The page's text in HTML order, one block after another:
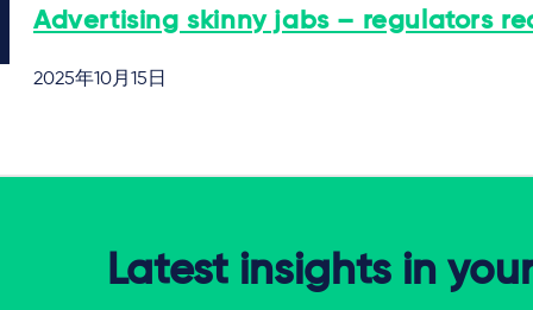
Advertising skinny jabs – regulators
2025年10月15日
Latest insights in